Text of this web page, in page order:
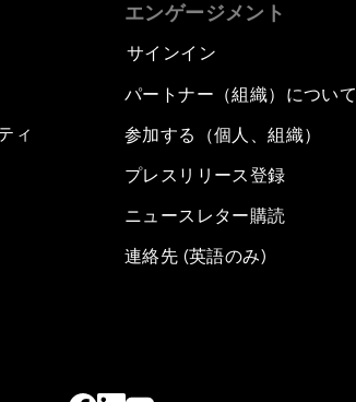
ィ
エンゲージメント
サインイン
パートナー（組織）について
参加する（個人、組織）
プレスリリース登録
ニュースレター購読
連絡先 (英語のみ)